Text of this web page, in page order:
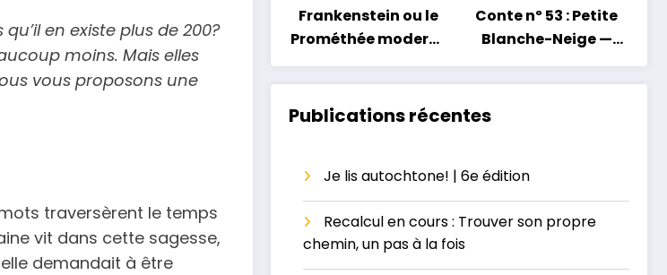
en existe plus de 200?
moins. Mais elles
vous proposons une
traversèrent le temps
vit dans cette sagesse,
demandait à être
Frankenstein ou le
Prométhée moderne
— La grossesse au
masculin ou le
paradis perdu
Conte nº 53 : Petite
Blanche-Neige —
Petit conte, grand
héritage
Publications récentes
Je lis autochtone! | 6e édition
Recalcul en cours : Trouver son propre
chemin, un pas à la fois